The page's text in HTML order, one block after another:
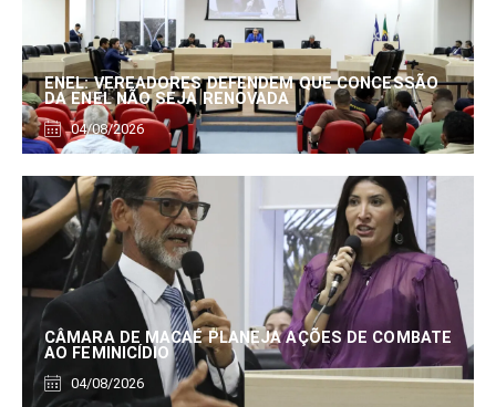
ENEL: VEREADORES DEFENDEM QUE CONCESSÃO
DA ENEL NÃO SEJA RENOVADA
04/08/2026
CÂMARA DE MACAÉ PLANEJA AÇÕES DE COMBATE
AO FEMINICÍDIO
04/08/2026